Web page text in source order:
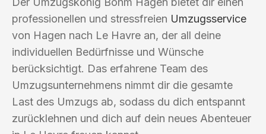
professionellen und stressfreien Umzugsservice
von Hagen nach Le Havre an, der all deine
individuellen Bedürfnisse und Wünsche
berücksichtigt. Das erfahrene Team des
Umzugsunternehmens nimmt dir die gesamte
Last des Umzugs ab, sodass du dich entspannt
zurücklehnen und dich auf dein neues Abenteuer